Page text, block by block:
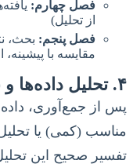
فصل چهارم:
از تحلیل)
فصل پنجم: بحث،
مقایسه با پیشینه،
۴. تحلیل داده‌ها و نتیجه‌گیری
پس از جمع‌آوری،
مناسب (کمی) یا
تفسیر صحیح این